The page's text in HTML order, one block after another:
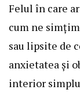
Felul în care
cum ne
sau lipsite de
anxietatea și
interior